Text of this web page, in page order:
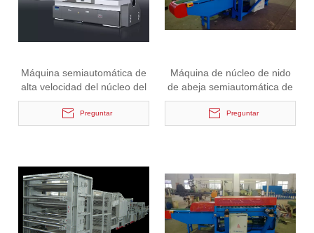
Máquina semiautomática de
alta velocidad del núcleo del
panal del papel del CE
Preguntar
Máquina de núcleo de nido
de abeja semiautomática de
papel Easy Operate
Preguntar